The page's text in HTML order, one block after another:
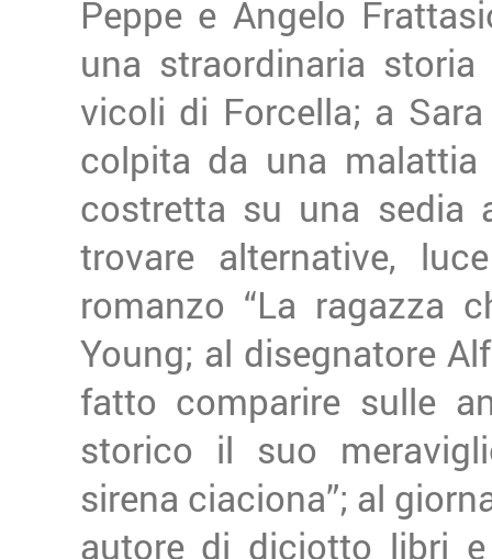
Peppe e Angelo
una straordinaria
vicoli di Forcella; a
colpita da una malattia
costretta su una sedia
trovare alternative,
romanzo “La ragazza
Young; al disegnatore
fatto comparire sulle
storico il suo
sirena ciaciona”; al
autore di diciotto libri